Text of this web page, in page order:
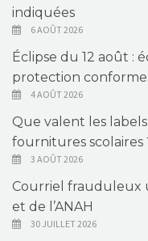
indiquées
6 AOÛT 2026
Éclipse du 12 août :
protection
4 AOÛT 2026
Que valent les
fournitures scolaires
3 AOÛT 2026
Courriel frauduleux
et de l’ANAH
30 JUILLET 2026